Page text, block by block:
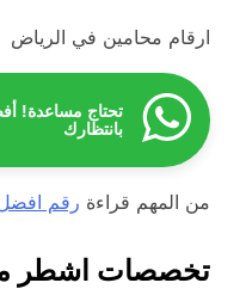
ارقام محامين في الرياض
تحتاج مساعدة!
بانتظارك
من المهم قراءة رقم
تخصصات اشطر